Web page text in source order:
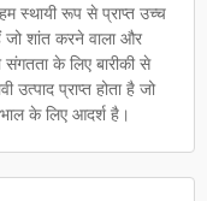
स्थायी रूप से प्राप्त उच्च
जो शांत करने वाला और
के लिए बारीकी से
उत्पाद प्राप्त होता है जो
के लिए आदर्श है।